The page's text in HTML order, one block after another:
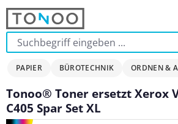
Zum Hauptinhalt springen
PAPIER BÜROTECHNIK ORDNEN &
Tonoo® Toner ersetzt Xerox
C405 Spar Set XL